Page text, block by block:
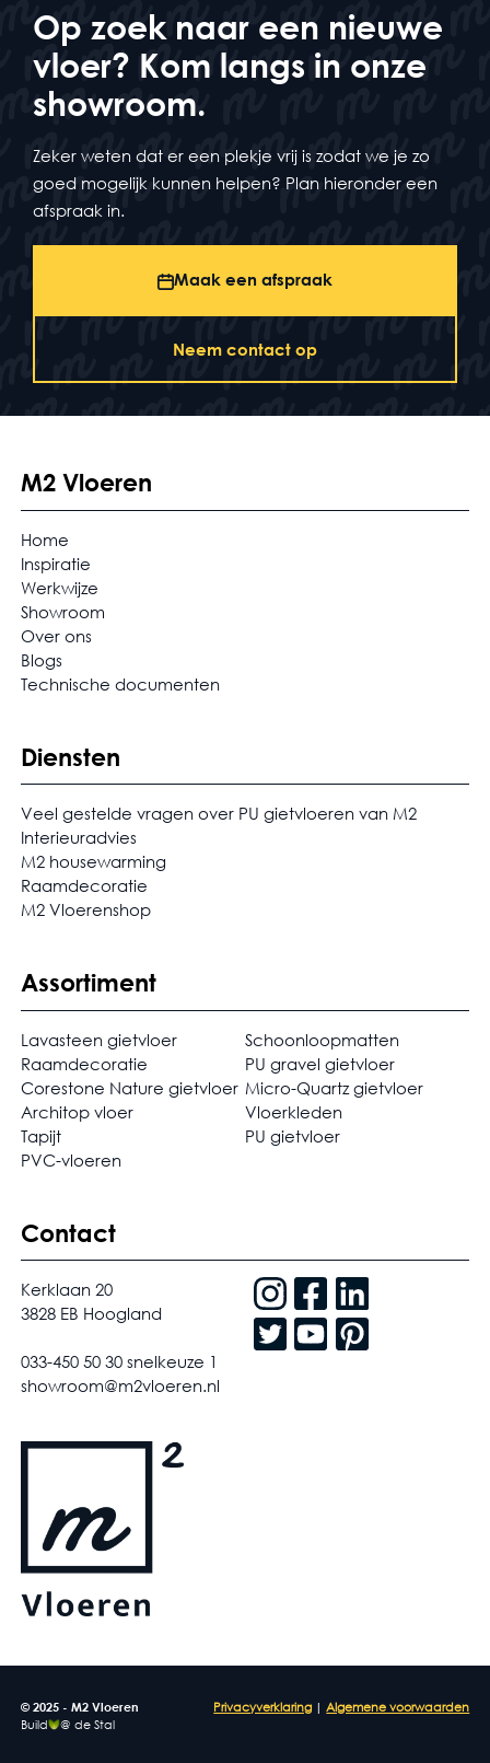
Op zoek naar een nieuwe
vloer? Kom langs in onze
showroom.
Zeker weten dat er een plekje vrij is zodat we je zo
goed mogelijk kunnen helpen? Plan hieronder een
afspraak in.
Maak een afspraak
Neem contact op
M2 Vloeren
Home
Inspiratie
Werkwijze
Showroom
Over ons
Blogs
Technische documenten
Diensten
Veel gestelde vragen over PU gietvloeren van M2
Interieuradvies
M2 housewarming
Raamdecoratie
M2 Vloerenshop
Assortiment
Lavasteen gietvloer
Schoonloopmatten
Raamdecoratie
PU gravel gietvloer
Corestone Nature gietvloer Micro-Quartz gietvloer
Architop vloer
Vloerkleden
Tapijt
PU gietvloer
PVC-vloeren
Contact
Kerklaan 20
3828 EB Hoogland
033-450 50 30 snelkeuze 1
showroom@m2vloeren.nl
© 2025 - M2 Vloeren Privacyverklaring |Algemene voorwaarden
Build
@ de Stal